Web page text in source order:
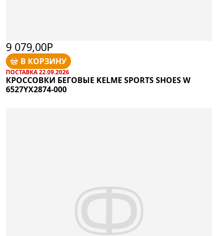
9 079,00Р
В КОРЗИНУ
ПОСТАВКА 22.09.2026
КРОССОВКИ БЕГОВЫЕ KELME SPORTS SHOES W
6527YX2874-000